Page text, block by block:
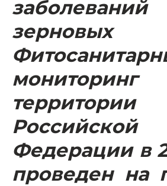
зерновых
мониторинг
территории
Российской
Федерации в
проведен на